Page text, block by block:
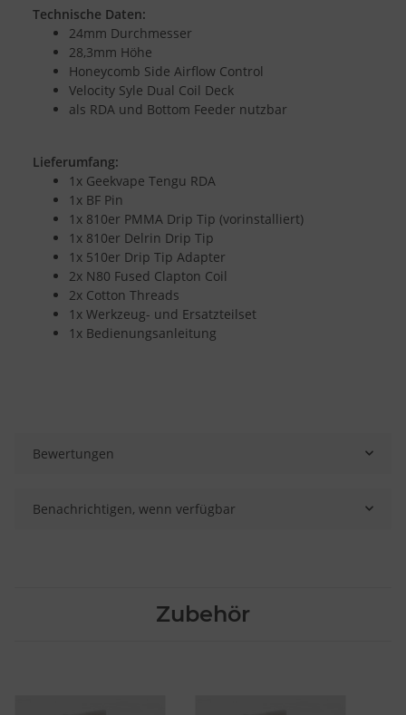
Technische Daten:
24mm Durchmesser
28,3mm Höhe
Honeycomb Side Airflow Control
Velocity Syle Dual Coil Deck
als RDA und Bottom Feeder nutzbar
Lieferumfang:
1x Geekvape Tengu RDA
1x BF Pin
1x 810er PMMA Drip Tip (vorinstalliert)
1x 810er Delrin Drip Tip
1x 510er Drip Tip Adapter
2x N80 Fused Clapton Coil
2x Cotton Threads
1x Werkzeug- und Ersatzteilset
1x Bedienungsanleitung
Bewertungen
Benachrichtigen, wenn verfügbar
Zubehör